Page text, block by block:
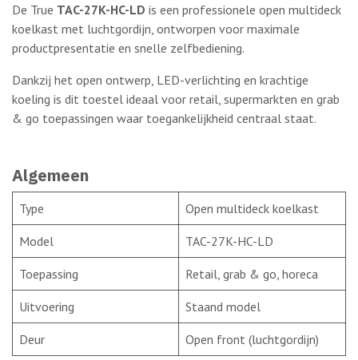
De True TAC-27K-HC-LD is een professionele open multideck
koelkast met luchtgordijn, ontworpen voor maximale
productpresentatie en snelle zelfbediening.
Dankzij het open ontwerp, LED-verlichting en krachtige
koeling is dit toestel ideaal voor retail, supermarkten en grab
& go toepassingen waar toegankelijkheid centraal staat.
Algemeen
Type Open multideck koelkast
Model TAC-27K-HC-LD
Toepassing Retail, grab & go, horeca
Uitvoering Staand model
Deur Open front (luchtgordijn)